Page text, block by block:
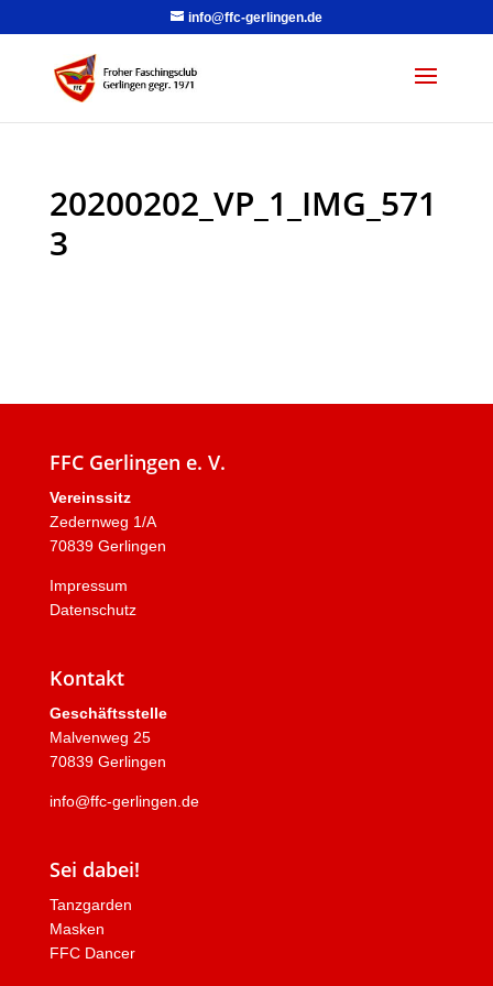
info@ffc-gerlingen.de
20200202_VP_1_IMG_571
3
FFC Gerlingen e. V.
Vereinssitz
Zedernweg 1/A
70839 Gerlingen
Impressum
Datenschutz
Kontakt
Geschäftsstelle
Malvenweg 25
70839 Gerlingen
info@ffc-gerlingen.de
Sei dabei!
Tanzgarden
Masken
FFC Dancer